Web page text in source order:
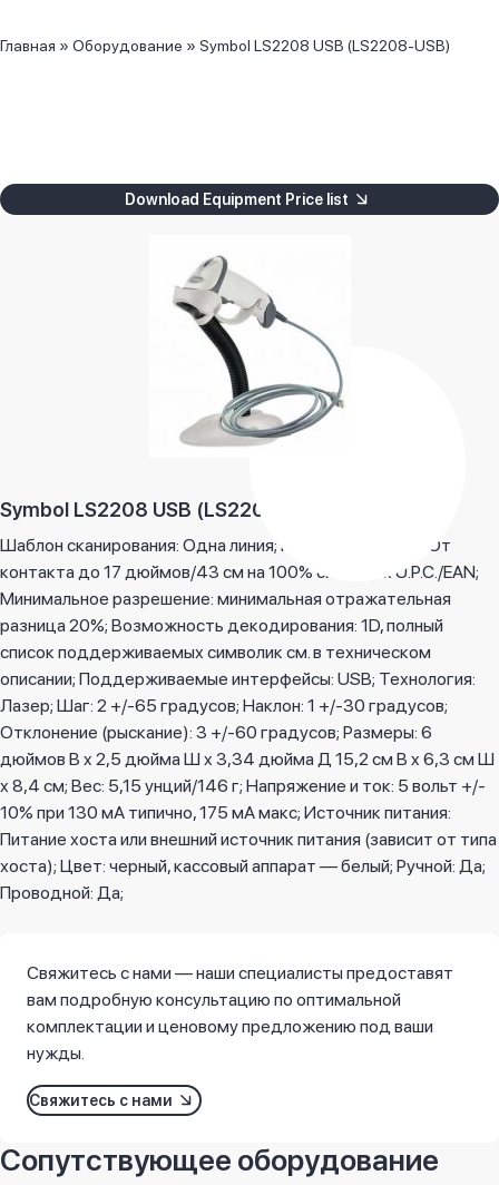
Главная » Оборудование » Symbol LS2208 USB (LS2208-USB)
Download Equipment Price list
Symbol LS2208 USB (LS2208-USB)
Шаблон сканирования: Одна линия; Глубина резкости: От
контакта до 17 дюймов/43 см на 100% символах U.P.C./EAN;
Минимальное разрешение: минимальная отражательная
разница 20%; Возможность декодирования: 1D, полный
список поддерживаемых символик см. в техническом
описании; Поддерживаемые интерфейсы: USB; Технология:
Лазер; Шаг: 2 +/-65 градусов; Наклон: 1 +/-30 градусов;
Отклонение (рыскание): 3 +/-60 градусов; Размеры: 6
дюймов В x 2,5 дюйма Ш x 3,34 дюйма Д 15,2 см В x 6,3 см Ш
x 8,4 см; Вес: 5,15 унций/146 г; Напряжение и ток: 5 вольт +/-
10% при 130 мА типично, 175 мА макс; Источник питания:
Питание хоста или внешний источник питания (зависит от типа
хоста); Цвет: черный, кассовый аппарат — белый; Ручной: Да;
Проводной: Да;
Свяжитесь с нами — наши специалисты предоставят
вам подробную консультацию по оптимальной
комплектации и ценовому предложению под ваши
нужды.
Свяжитесь с нами
Сопутствующее оборудование